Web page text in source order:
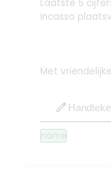
Laatste 5
incasso
Met
edit
name